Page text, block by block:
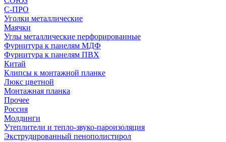
С-ПРО
Уголки металлические
Маячки
Углы металлические перфорированные
Фурнитура к панелям МДФ
Фурнитура к панелям ПВХ
Китай
Клипсы к монтажной планке
Люкс цветной
Монтажная планка
Прочее
Россия
Молдинги
Утеплители и тепло-звуко-пароизоляция
Экструдированный пенополистирол